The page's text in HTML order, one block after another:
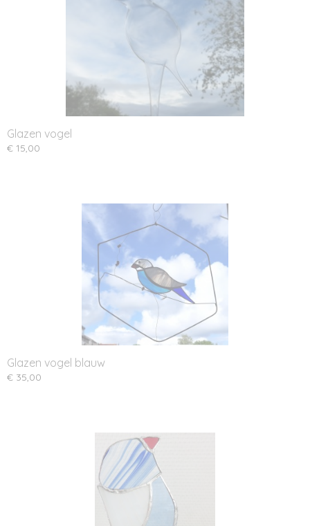
Glazen vogel
€ 15,00
Glazen vogel blauw
€ 35,00